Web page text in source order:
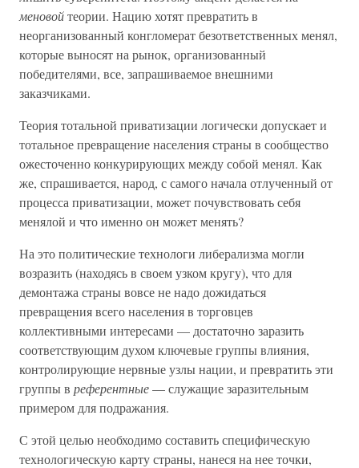
меновойтеории. Нацию хотят превратить в
неорганизованный конгломерат безответственных менял,
которые выносят на рынок, организованный
победителями, все, запрашиваемое внешними
заказчиками.
Теория тотальной приватизации логически допускает и
тотальное превращение населения страны в сообщество
ожесточенно конкурирующих между собой менял. Как
же, спрашивается, народ, с самого начала отлученный от
процесса приватизации, может почувствовать себя
менялой и что именно он может менять?
На это политические технологи либерализма могли
возразить (находясь в своем узком кругу), что для
демонтажа страны вовсе не надо дожидаться
превращения всего населения в торговцев
коллективными интересами — достаточно заразить
соответствующим духом ключевые группы влияния,
контролирующие нервные узлы нации, и превратить эти
группы в референтные— служащие заразительным
примером для подражания.
С этой целью необходимо составить специфическую
технологическую карту страны, нанеся на нее точки,